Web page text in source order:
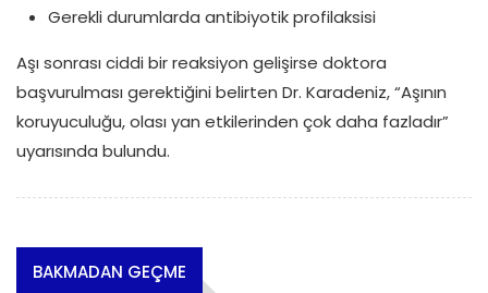
Gerekli durumlarda antibiyotik profilaksisi
Aşı sonrası ciddi bir reaksiyon gelişirse doktora
başvurulması gerektiğini belirten Dr. Karadeniz, “Aşının
koruyuculuğu, olası yan etkilerinden çok daha fazladır”
uyarısında bulundu.
BAKMADAN GEÇME